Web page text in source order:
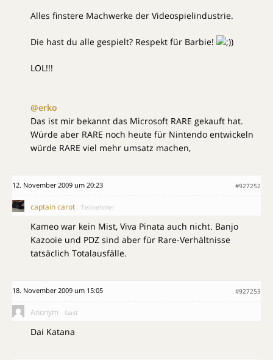
Alles finstere Machwerke der Videospielindustrie.
Die hast du alle gespielt? Respekt für Barbie! )
LOL!!!
@erko
Das ist mir bekannt das Microsoft RARE gekauft hat.
Würde aber RARE noch heute für Nintendo entwickeln
würde RARE viel mehr umsatz machen,
12. November 2009 um 20:23 #927252
captain carot Teilnehmer
Kameo war kein Mist, Viva Pinata auch nicht. Banjo
Kazooie und PDZ sind aber für Rare-Verhältnisse
tatsäclich Totalausfälle.
18. November 2009 um 15:05 #927253
Anonym Gast
Dai Katana